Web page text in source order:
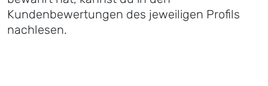
Kundenbewertungen des jeweiligen Profils
nachlesen.